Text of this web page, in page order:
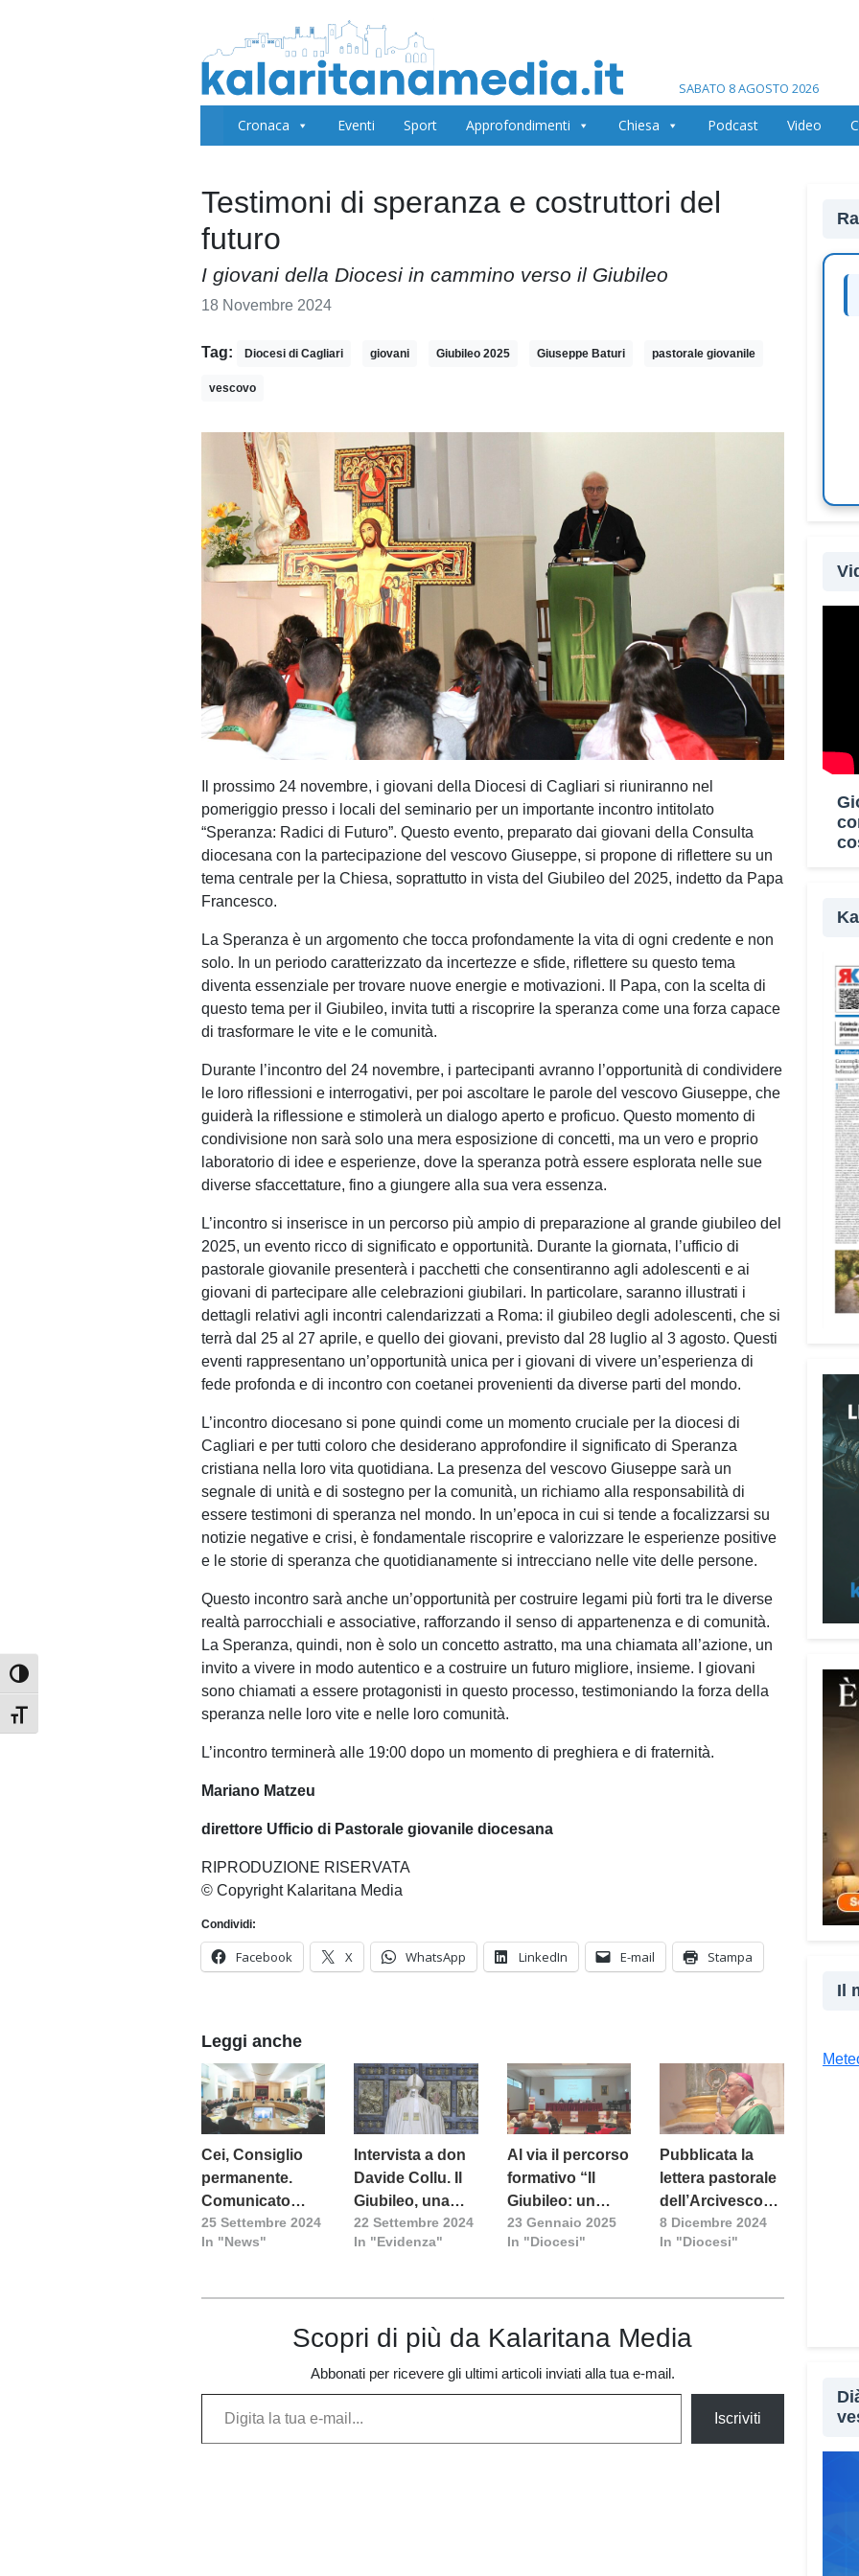
Attiva/disattiva alto contrasto
Attiva/disattiva dimensione testo
SABATO 8 AGOSTO 2026
Cronaca Eventi Sport Approfondimenti Chiesa Podcast Video
Testimoni di speranza e costruttori del
futuro
I giovani della Diocesi in cammino verso il Giubileo
18 Novembre 2024
Tag: Diocesi di Cagliari giovani Giubileo 2025 Giuseppe Baturi pastorale giovanile
vescovo
Il prossimo 24 novembre, i giovani della Diocesi di Cagliari si riuniranno nel
pomeriggio presso i locali del seminario per un importante incontro intitolato
“Speranza: Radici di Futuro”. Questo evento, preparato dai giovani della Consulta
diocesana con la partecipazione del vescovo Giuseppe, si propone di riflettere su un
tema centrale per la Chiesa, soprattutto in vista del Giubileo del 2025, indetto da Papa
Francesco.
La Speranza è un argomento che tocca profondamente la vita di ogni credente e non
solo. In un periodo caratterizzato da incertezze e sfide, riflettere su questo tema
diventa essenziale per trovare nuove energie e motivazioni. Il Papa, con la scelta di
questo tema per il Giubileo, invita tutti a riscoprire la speranza come una forza capace
di trasformare le vite e le comunità.
Durante l’incontro del 24 novembre, i partecipanti avranno l’opportunità di condividere
le loro riflessioni e interrogativi, per poi ascoltare le parole del vescovo Giuseppe, che
guiderà la riflessione e stimolerà un dialogo aperto e proficuo. Questo momento di
condivisione non sarà solo una mera esposizione di concetti, ma un vero e proprio
laboratorio di idee e esperienze, dove la speranza potrà essere esplorata nelle sue
diverse sfaccettature, fino a giungere alla sua vera essenza.
L’incontro si inserisce in un percorso più ampio di preparazione al grande giubileo del
2025, un evento ricco di significato e opportunità. Durante la giornata, l’ufficio di
pastorale giovanile presenterà i pacchetti che consentiranno agli adolescenti e ai
giovani di partecipare alle celebrazioni giubilari. In particolare, saranno illustrati i
dettagli relativi agli incontri calendarizzati a Roma: il giubileo degli adolescenti, che si
terrà dal 25 al 27 aprile, e quello dei giovani, previsto dal 28 luglio al 3 agosto. Questi
eventi rappresentano un’opportunità unica per i giovani di vivere un’esperienza di
fede profonda e di incontro con coetanei provenienti da diverse parti del mondo.
L’incontro diocesano si pone quindi come un momento cruciale per la diocesi di
Cagliari e per tutti coloro che desiderano approfondire il significato di Speranza
cristiana nella loro vita quotidiana. La presenza del vescovo Giuseppe sarà un
segnale di unità e di sostegno per la comunità, un richiamo alla responsabilità di
essere testimoni di speranza nel mondo. In un’epoca in cui si tende a focalizzarsi su
notizie negative e crisi, è fondamentale riscoprire e valorizzare le esperienze positive
e le storie di speranza che quotidianamente si intrecciano nelle vite delle persone.
Questo incontro sarà anche un’opportunità per costruire legami più forti tra le diverse
realtà parrocchiali e associative, rafforzando il senso di appartenenza e di comunità.
La Speranza, quindi, non è solo un concetto astratto, ma una chiamata all’azione, un
invito a vivere in modo autentico e a costruire un futuro migliore, insieme. I giovani
sono chiamati a essere protagonisti in questo processo, testimoniando la forza della
speranza nelle loro vite e nelle loro comunità.
L’incontro terminerà alle 19:00 dopo un momento di preghiera e di fraternità.
Mariano Matzeu
direttore Ufficio di Pastorale giovanile diocesana
RIPRODUZIONE RISERVATA
© Copyright Kalaritana Media
Condividi:
Facebook X WhatsApp LinkedIn E-mail Stampa
Leggi anche
Cei, Consiglio
permanente.
Comunicato
finale: Speranza,
giovani e
25 Settembre 2024
In "News"
Intervista a don
Davide Collu. Il
Giubileo, una
grande
occasione di
22 Settembre 2024
In "Evidenza"
Al via il percorso
formativo “Il
Giubileo: un
cammino di
speranza,
23 Gennaio 2025
In "Diocesi"
Pubblicata la
lettera pastorale
dell’Arcivescovo
Baturi per il
Giubileo 2025
8 Dicembre 2024
In "Diocesi"
Scopri di più da Kalaritana Media
Abbonati per ricevere gli ultimi articoli inviati alla tua e-mail.
Digita la tua e-mail...
Iscriviti
di
nel
I
agli
per
al
ai
la
Tra
Il